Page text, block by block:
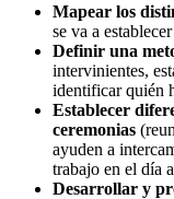
Mapear los
se va a
Definir una
intervinientes,
identificar quién
Establecer
ceremonias
ayuden a
trabajo en el día
Desarrollar y